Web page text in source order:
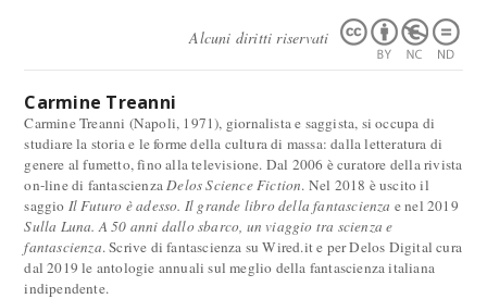
Alcuni diritti riservati
Carmine Treanni
Carmine Treanni (Napoli, 1971), giornalista e saggista, si occupa di
studiare la storia e le forme della cultura di massa: dalla letteratura di
genere al fumetto, fino alla televisione. Dal 2006 è curatore della rivista
on-line di fantascienzaDelos Science Fiction. Nel 2018 è uscito il
saggio Il Futuro è adesso. Il grande libro della fantascienza e nel 2019
Sulla Luna. A 50 anni dallo sbarco, un viaggio tra scienza e
fantascienza. Scrive di fantascienza su Wired.it e per Delos Digital cura
dal 2019 le antologie annuali sul meglio della fantascienza italiana
indipendente.